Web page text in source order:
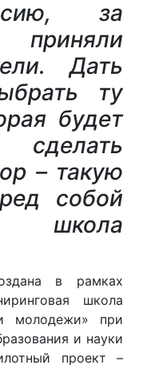
за
приняли
Дать
ту
будет
– такую
собой
школа
в рамках
школа
молодежи» при
и науки
проект –